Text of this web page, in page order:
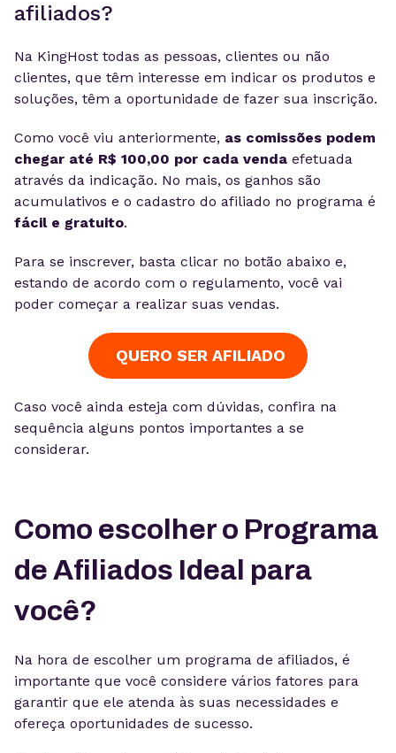
afiliados?
Na KingHost todas as pessoas, clientes ou não
clientes, que têm interesse em indicar os produtos e
soluções, têm a oportunidade de fazer sua inscrição.
Como você viu anteriormente, as comissões podem
chegar até R$ 100,00 por cada venda efetuada
através da indicação. No mais, os ganhos são
acumulativos e o cadastro do afiliado no programa é
fácil e gratuito.
Para se inscrever, basta clicar no botão abaixo e,
estando de acordo com o regulamento, você vai
poder começar a realizar suas vendas.
QUERO SER AFILIADO
Caso você ainda esteja com dúvidas, confira na
sequência alguns pontos importantes a se
considerar.
Como escolher o Programa
de Afiliados Ideal para
você?
Na hora de escolher um programa de afiliados, é
importante que você considere vários fatores para
garantir que ele atenda às suas necessidades e
ofereça oportunidades de sucesso.